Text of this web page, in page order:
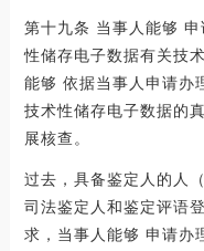
第十九条 当事人能够
性储存电子数据有关技
能够 依据当事人申请办
技术性储存电子数据的
展核查。
过去，具备鉴定人的人
司法鉴定人和鉴定评语
求，当事人能够 申请办